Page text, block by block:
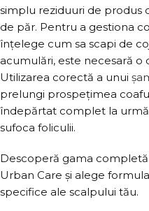
simplu reziduuri de produs
de păr. Pentru a gestiona
înțelege cum sa scapi de
acumulări, este necesară o
Utilizarea corectă a unui
prelungi prospețimea
îndepărtat complet la
sufoca foliculii.
Descoperă gama
Urban Care și alege
specifice ale scalpului tău.